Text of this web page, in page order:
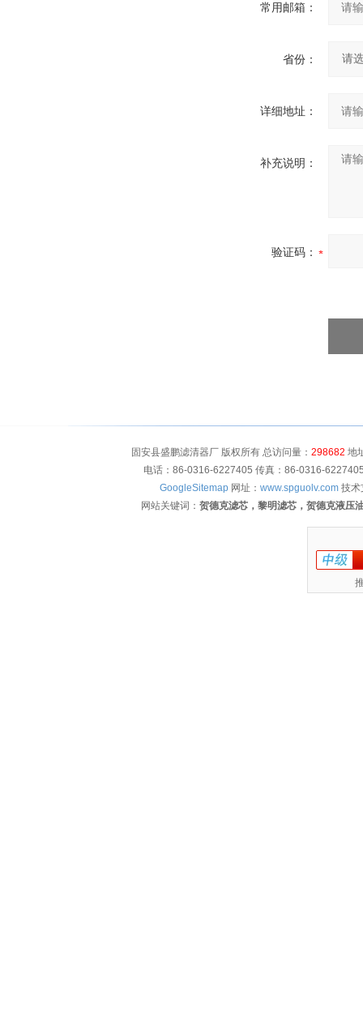
常用邮箱：
省份：
详细地址：
补充说明：
验证码：
固安县盛鹏滤清器厂 版权所有 总访问量： 298682 地
电话：86-0316-6227405 传真：86-0316-
GoogleSitemap 网址： www.spguolv.com 技术
网站关键词： 贺德克滤芯，黎明滤芯，贺德克液压